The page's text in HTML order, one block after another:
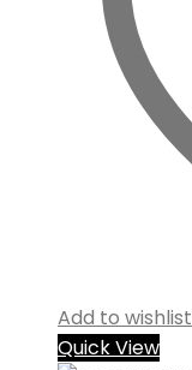
Add to wishlist
Quick View